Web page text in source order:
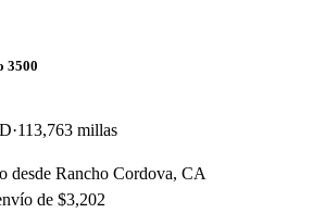
3500
113,763 millas
desde Rancho Cordova, CA
de $3,202